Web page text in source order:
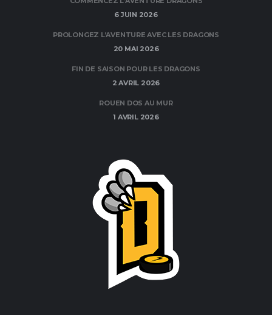
6 JUIN 2026
PROLONGEZ L’AVENTURE AVEC LES DRAGONS
20 MAI 2026
FIN DE SAISON POUR LES DRAGONS
2 AVRIL 2026
ROUEN DOS AU MUR
1 AVRIL 2026